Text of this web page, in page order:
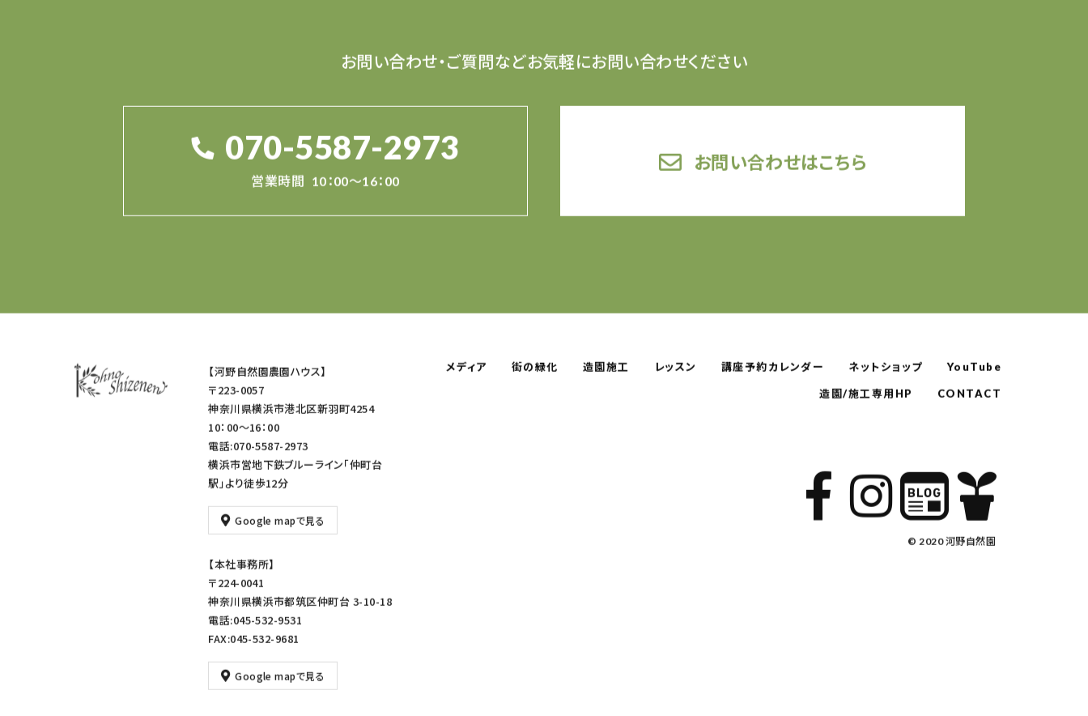
お問い合わせ・ご質問などお気軽にお問い合わせください
070-5587-2973
営業時間 10：00～16：00
お問い合わせはこちら
【河野自然園農園ハウス】
〒223-0057
神奈川県横浜市港北区新羽町4254
10：00～16：00
電話:070-5587-2973
横浜市営地下鉄ブルーライン「仲町台
駅」より徒歩12分
Google mapで見る
【本社事務所】
〒224-0041
神奈川県横浜市都筑区仲町台 3-10-18
電話:045-532-9531
FAX:045-532-9681
Google mapで見る
メディア 街の緑化 造園施工 レッスン 講座予約カレンダー ネットショップ YouTube
造園/施工専用HP CONTACT
© 2020 河野自然園